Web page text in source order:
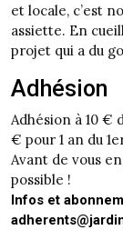
et locale, c’est
assiette. En
projet qui a du
Adhésion
Adhésion à 10 €
€ pour 1 an du
Avant de vous
possible !
Infos et